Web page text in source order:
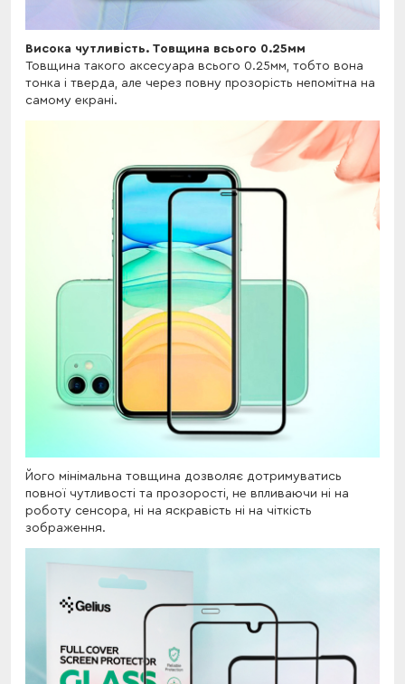
Висока чутливість. Товщина всього 0.25мм
Товщина такого аксесуара всього 0.25мм, тобто вона
тонка і тверда, але через повну прозорість непомітна на
самому екрані.
Його мінімальна товщина дозволяє дотримуватись
повної чутливості та прозорості, не впливаючи ні на
роботу сенсора, ні на яскравість ні на чіткість
зображення.